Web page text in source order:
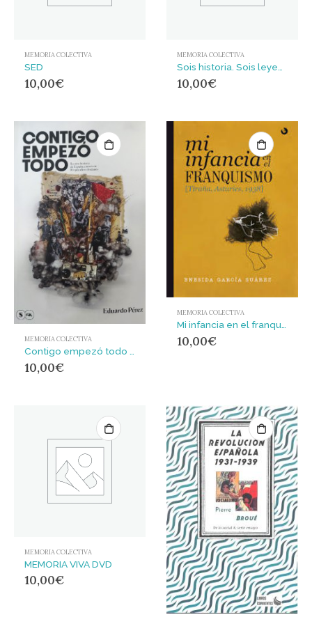
MEMORIA COLECTIVA
SED
10,00€
MEMORIA COLECTIVA
10,00€
MEMORIA COLECTIVA
Contigo empezó todo : La otra historia de España a través de 30 episodios olvidados
10,00€
MEMORIA COLECTIVA
10,00€
MEMORIA COLECTIVA
MEMORIA VIVA DVD
10,00€